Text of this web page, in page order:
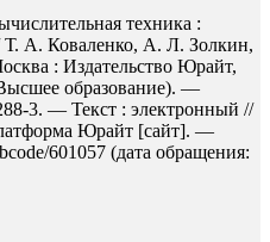
техника :
Т. А. Коваленко, А. Л. Золкин,
: Издательство Юрайт,
образование). —
3. — Текст : электронный //
Юрайт [сайт]. —
601057 (дата обращения: